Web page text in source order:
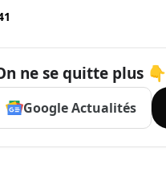
ne se quitte plus 👇
Google Actualités